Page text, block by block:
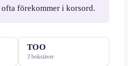
förekommer i korsord.
TOO
3 bokstäver